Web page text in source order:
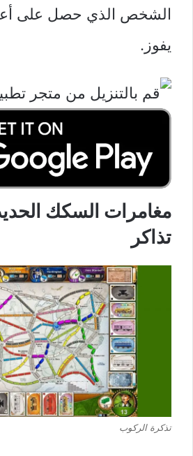
الشخص الذي حصل على
يفوز.
مغامرات السكك
تذاكر
تذكرة الركوب